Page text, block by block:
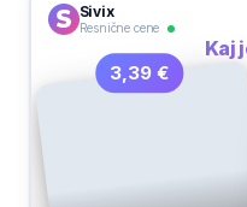
Sivix
Resnične cene
Kaj
3,39 €